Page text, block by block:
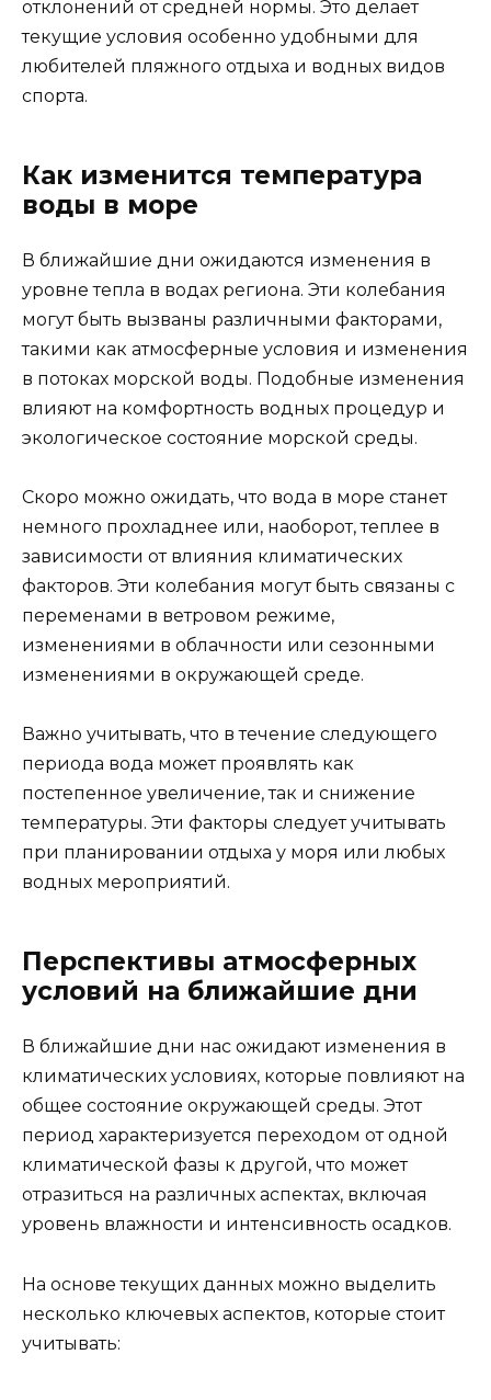
отклонений от средней нормы. Это делает
текущие условия особенно удобными для
любителей пляжного отдыха и водных видов
спорта.
Как изменится температура
воды в море
В ближайшие дни ожидаются изменения в
уровне тепла в водах региона. Эти колебания
могут быть вызваны различными факторами,
такими как атмосферные условия и изменения
в потоках морской воды. Подобные изменения
влияют на комфортность водных процедур и
экологическое состояние морской среды.
Скоро можно ожидать, что вода в море станет
немного прохладнее или, наоборот, теплее в
зависимости от влияния климатических
факторов. Эти колебания могут быть связаны с
переменами в ветровом режиме,
изменениями в облачности или сезонными
изменениями в окружающей среде.
Важно учитывать, что в течение следующего
периода вода может проявлять как
постепенное увеличение, так и снижение
температуры. Эти факторы следует учитывать
при планировании отдыха у моря или любых
водных мероприятий.
Перспективы атмосферных
условий на ближайшие дни
В ближайшие дни нас ожидают изменения в
климатических условиях, которые повлияют на
общее состояние окружающей среды. Этот
период характеризуется переходом от одной
климатической фазы к другой, что может
отразиться на различных аспектах, включая
уровень влажности и интенсивность осадков.
На основе текущих данных можно выделить
несколько ключевых аспектов, которые стоит
учитывать: